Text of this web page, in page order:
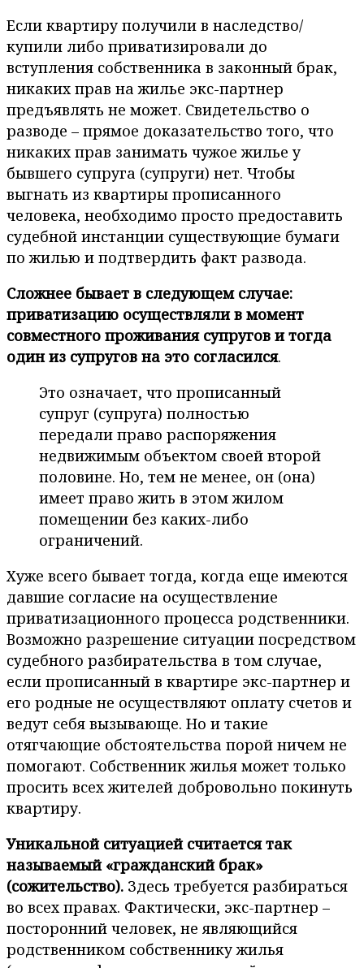
Если квартиру получили в наследство/
купили либо приватизировали до
вступления собственника в законный брак,
никаких прав на жилье экс-партнер
предъявлять не может. Свидетельство о
разводе – прямое доказательство того, что
никаких прав занимать чужое жилье у
бывшего супруга (супруги) нет. Чтобы
выгнать из квартиры прописанного
человека, необходимо просто предоставить
судебной инстанции существующие бумаги
по жилью и подтвердить факт развода.
Сложнее бывает в следующем случае:
приватизацию осуществляли в момент
совместного проживания супругов и тогда
один из супругов на это согласился.
Это означает, что прописанный
супруг (супруга) полностью
передали право распоряжения
недвижимым объектом своей второй
половине. Но, тем не менее, он (она)
имеет право жить в этом жилом
помещении без каких-либо
ограничений.
Хуже всего бывает тогда, когда еще имеются
давшие согласие на осуществление
приватизационного процесса родственники.
Возможно разрешение ситуации посредством
судебного разбирательства в том случае,
если прописанный в квартире экс-партнер и
его родные не осуществляют оплату счетов и
ведут себя вызывающе. Но и такие
отягчающие обстоятельства порой ничем не
помогают. Собственник жилья может только
просить всех жителей добровольно покинуть
квартиру.
Уникальной ситуацией считается так
называемый «гражданский брак»
(сожительство). Здесь требуется разбираться
во всех правах. Фактически, экс-партнер –
посторонний человек, не являющийся
родственником собственнику жилья